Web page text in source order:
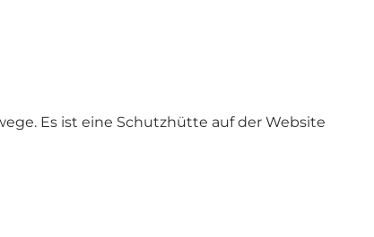
Es ist eine Schutzhütte auf der Website